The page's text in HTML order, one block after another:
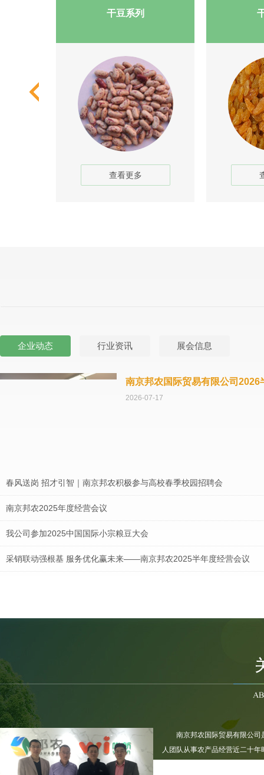
干豆系列
查看更多
企业动态 行业资讯 展会信息
南京邦农国际贸易有限公司2026
2026-07-17
春风送岗 招才引智｜南京邦农积极参与高校春季校园招聘会
南京邦农2025年度经营会议
我公司参加2025中国国际小宗粮豆大会
采销联动强根基 服务优化赢未来——南京邦农2025半年度经营会议
南京邦农国际贸易有限公
人团队从事农产品经营近二十